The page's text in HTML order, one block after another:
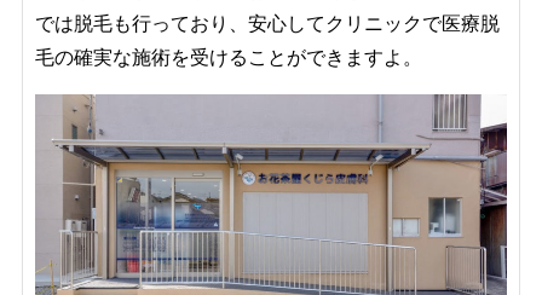
では脱毛も行っており、安心してクリニックで医療脱
毛の確実な施術を受けることができますよ。